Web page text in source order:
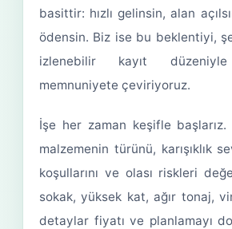
basittir: hızlı gelinsin, alan
ödensin. Biz ise bu beklentiyi,
izlenebilir kayıt
memnuniyete çeviriyoruz.
İşe her zaman keşifle
malzemenin türünü, karışıklık
koşullarını ve olası riskleri
sokak, yüksek kat, ağır tonaj,
detaylar fiyatı ve planlamayı